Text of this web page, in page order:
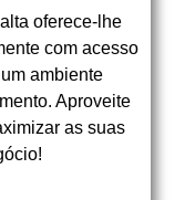
oferece-lhe
com acesso
ambiente
Aproveite
as suas